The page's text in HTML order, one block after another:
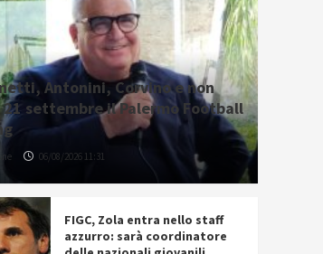
Antonini, Corvino e non
settembre il Palermo Football
06/08/2026 11:31
FIGC, Zola entra nello staff
azzurro: sarà coordinatore